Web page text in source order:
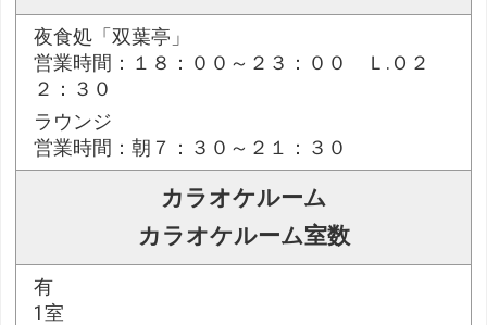
夜食処「双葉亭」
営業時間：１８：００～２３：００ Ｌ.Ｏ２
２：３０
ラウンジ
営業時間：朝７：３０～２１：３０
カラオケルーム
カラオケルーム室数
有
1室